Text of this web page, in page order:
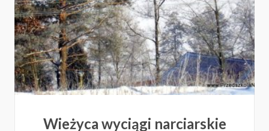
Wieżyca wyciągi narciarskie